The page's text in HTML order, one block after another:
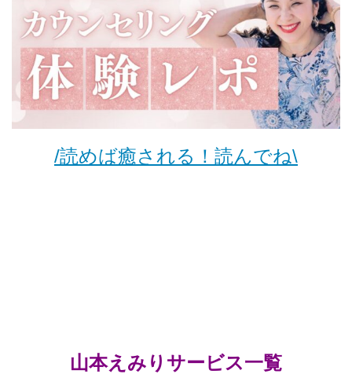
/読めば癒される！読んでね\
山本えみりサービス一覧